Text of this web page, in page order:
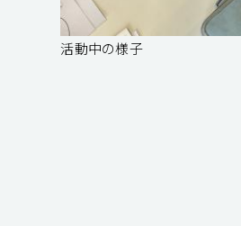
活動中の様子